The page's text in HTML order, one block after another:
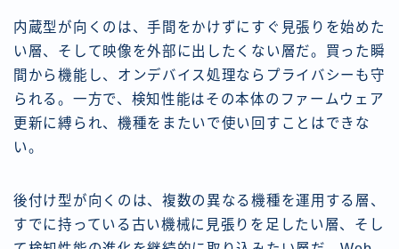
内蔵型が向くのは、手間をかけずにすぐ見張りを始めた
い層、そして映像を外部に出したくない層だ。買った瞬
間から機能し、オンデバイス処理ならプライバシーも守
られる。一方で、検知性能はその本体のファームウェア
更新に縛られ、機種をまたいで使い回すことはできな
い。
後付け型が向くのは、複数の異なる機種を運用する層、
すでに持っている古い機械に見張りを足したい層、そし